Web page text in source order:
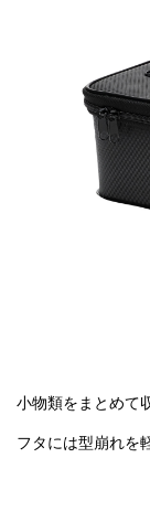
小物類をまとめて
フタには型崩れを